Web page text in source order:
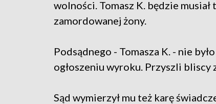
wolności. Tomasz K. będzie
zamordowanej żony.
Podsądnego - Tomasza K. - nie
ogłoszeniu wyroku. Przyszli bliscy
Sąd wymierzył mu też karę